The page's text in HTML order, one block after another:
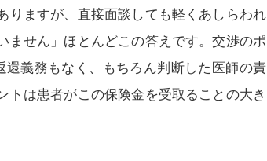
りますが、直接面談しても軽くあしらわれ
ません」ほとんどこの答えです。交渉のポ
義務もなく、もちろん判断した医師の責
トは患者がこの保険金を受取ることの大き